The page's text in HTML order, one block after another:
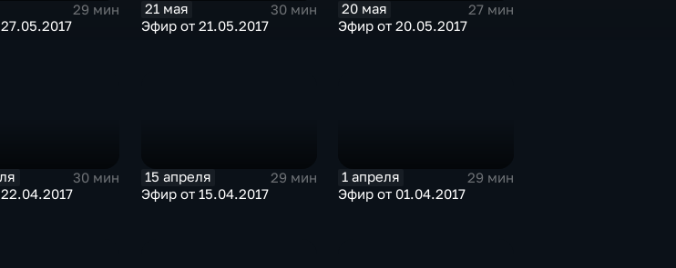
29 мин
21 мая
30 мин
Эфир от 21.05.2017
20 мая
27 мин
Эфир от 20.05.2017
30 мин
15 апреля
29 мин
Эфир от 15.04.2017
1 апреля
29 мин
Эфир от 01.04.2017